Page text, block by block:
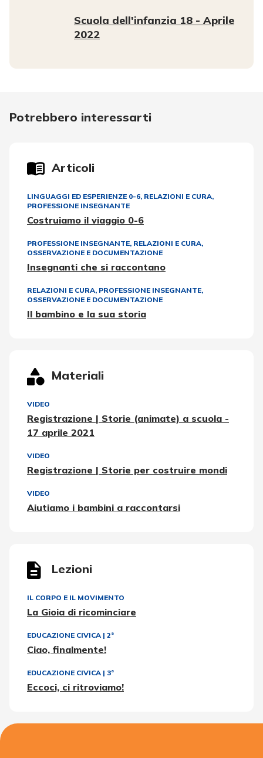
Scuola dell'infanzia 18 - Aprile
2022
Potrebbero interessarti
Articoli
LINGUAGGI ED ESPERIENZE 0-6, RELAZIONI E CURA,
PROFESSIONE INSEGNANTE
Costruiamo il viaggio 0-6
PROFESSIONE INSEGNANTE, RELAZIONI E CURA,
OSSERVAZIONE E DOCUMENTAZIONE
Insegnanti che si raccontano
RELAZIONI E CURA, PROFESSIONE INSEGNANTE,
OSSERVAZIONE E DOCUMENTAZIONE
Il bambino e la sua storia
Materiali
VIDEO
Registrazione | Storie (animate) a scuola -
17 aprile 2021
VIDEO
Registrazione | Storie per costruire mondi
VIDEO
Aiutiamo i bambini a raccontarsi
Lezioni
IL CORPO E IL MOVIMENTO
La Gioia di ricominciare
EDUCAZIONE CIVICA | 2ª
Ciao, finalmente!
EDUCAZIONE CIVICA | 3ª
Eccoci, ci ritroviamo!